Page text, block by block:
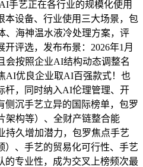
手艺正在各行业的规模化使用
本设备、行业使用三大场景，包
、海神温水液冷处理方案，评
评选，发布布景：2026年1月
会按照企业AI结构动态调整名
AI优良企业取AI百强款式！也
杆，同时纳入AI伦理管理、开
侧沉手艺立异的国际榜单，包罗
架构等）、全财产链整合能
持久增加潜力，包罗焦点手艺
）、手艺的贸易化可行性、手艺
的专业性，成为交叉上榜频次最